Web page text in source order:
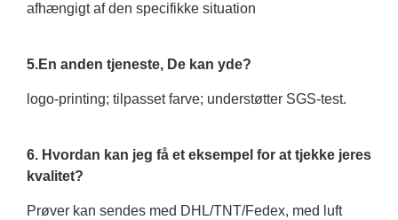
afhængigt af den specifikke situation
5.En anden tjeneste, De kan yde?
logo-printing; tilpasset farve; understøtter SGS-test.
6. Hvordan kan jeg få et eksempel for at tjekke jeres
kvalitet?
Prøver kan sendes med DHL/TNT/Fedex, med luft